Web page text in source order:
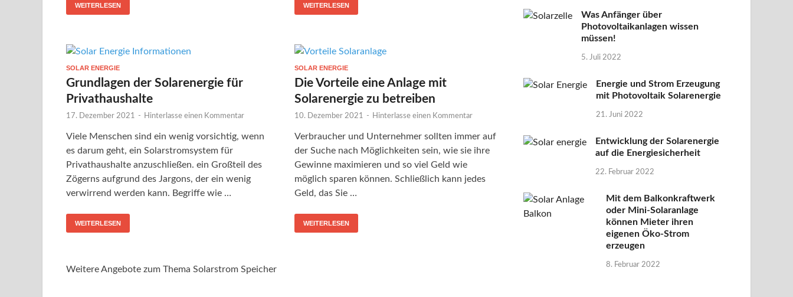
WEITERLESEN WEITERLESEN
SOLAR ENERGIE
Grundlagen der Solarenergie für
Privathaushalte
17. Dezember 2021 - Hinterlasse einen Kommentar
Viele Menschen sind ein wenig vorsichtig, wenn
es darum geht, ein Solarstromsystem für
Privathaushalte anzuschließen. ein Großteil des
Zögerns aufgrund des Jargons, der ein wenig
verwirrend werden kann. Begriffe wie …
WEITERLESEN
SOLAR ENERGIE
Die Vorteile eine Anlage mit
Solarenergie zu betreiben
10. Dezember 2021 - Hinterlasse einen Kommentar
Verbraucher und Unternehmer sollten immer auf
der Suche nach Möglichkeiten sein, wie sie ihre
Gewinne maximieren und so viel Geld wie
möglich sparen können. Schließlich kann jedes
Geld, das Sie …
WEITERLESEN
Weitere Angebote zum Thema Solarstrom Speicher
Was Anfänger über
Photovoltaikanlagen wissen
müssen!
5. Juli 2022
Energie und Strom Erzeugung
mit Photovoltaik Solarenergie
21. Juni 2022
Entwicklung der Solarenergie
auf die Energiesicherheit
22. Februar 2022
Mit dem Balkonkraftwerk
oder Mini-Solaranlage
können Mieter ihren
eigenen Öko-Strom
erzeugen
8. Februar 2022